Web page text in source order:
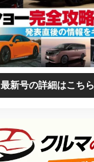
最新号の詳細はこちら